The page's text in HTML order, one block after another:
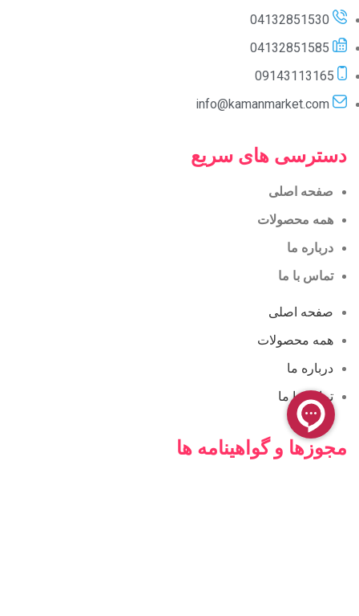
04132851530
04132851585
09143113165
info@kamanmarket.com
دسترسی های سریع
صفحه اصلی
همه محصولات
درباره ما
تماس با ما
صفحه اصلی
همه محصولات
درباره ما
تماس با ما
مجوزها و گواهینامه ها